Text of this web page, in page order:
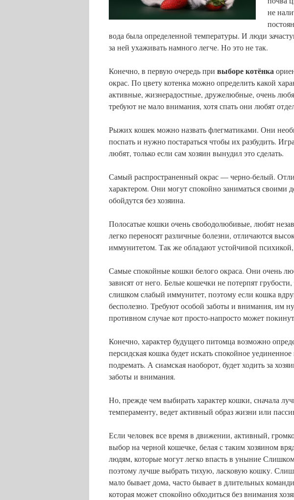
не
вода была определенной температуры. И люди
за ней ухаживать намного легче. Но это не так.
Конечно, в первую очередь при выборе котёнка
окрас. По цвету котенка можно определить какой
активные, жизнерадостные, дружелюбные, очень
требуют не мало внимания, хотя спать они любят
Рыжих кошек можно назвать флегматиками. Они
поспать и нужно постараться чтобы их разбудить.
любят, только если сам хозяин вынудил это сделать.
Самый распространенный окрас — черно-белый.
характером. Они могут спокойно заниматься своими
обойдутся без хозяина.
Полосатые кошки очень свободолюбивые, любят
легко переносят различные болезни, отличаются
иммунитетом. Так же обладают устойчивой
Самые спокойные кошки белого окраса. Они очень
зависят от него. Белые кошечки не потерпят
слишком слабый иммунитет, поэтому если кошка
бесполезно. Требуют особой заботы и внимания, им
противном случае кот просто-напросто может
Конечно, характер будущего питомца возможно
персидская кошка будет искать спокойное
подремать. А сиамская наоборот, будет ходить за
заботы и внимания.
Но, прежде чем выбирать характер кошки, сначала
темпераменту, ведет активный образ жизни или
Если человек все время в движении, активный,
выбор на черной кошечке, белая с таким хозяином
людям, которые могут легко впасть в уныние
поэтому лучше выбрать тихую, ласковую кошку.
мало бывает дома, часто бывает в длительных
которая может спокойно обходиться без внимания